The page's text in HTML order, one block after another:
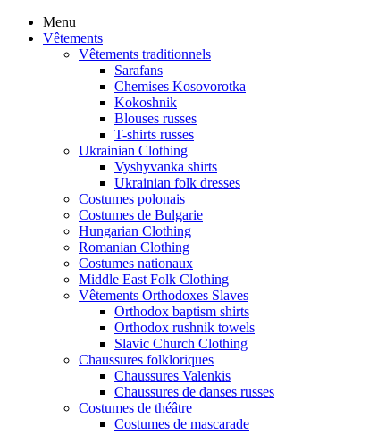
Menu
Vêtements
Vêtements traditionnels
Sarafans
Chemises Kosovorotka
Kokoshnik
Blouses russes
T-shirts russes
Ukrainian Clothing
Vyshyvanka shirts
Ukrainian folk dresses
Costumes polonais
Costumes de Bulgarie
Hungarian Clothing
Romanian Clothing
Costumes nationaux
Middle East Folk Clothing
Vêtements Orthodoxes Slaves
Orthodox baptism shirts
Orthodox rushnik towels
Slavic Church Clothing
Chaussures folkloriques
Chaussures Valenkis
Chaussures de danses russes
Costumes de théâtre
Costumes de mascarade